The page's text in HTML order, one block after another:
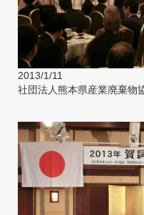
2013/1/11
社団法人熊本県産業廃棄物